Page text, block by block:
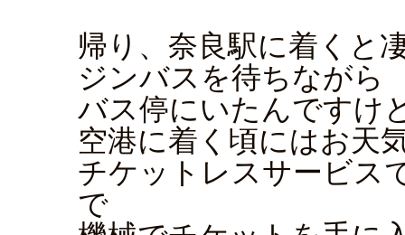
帰り、奈良駅に着くと
ジンバスを待ちながら
バス停にいたんですけ
空港に着く頃にはお天
チケットレスサービス
で